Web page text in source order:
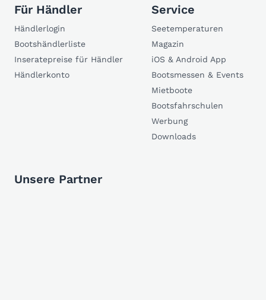
Für Händler
Händlerlogin
Bootshändlerliste
Inseratepreise für Händler
Händlerkonto
Service
Seetemperaturen
Magazin
iOS & Android App
Bootsmessen & Events
Mietboote
Bootsfahrschulen
Werbung
Downloads
Unsere Partner